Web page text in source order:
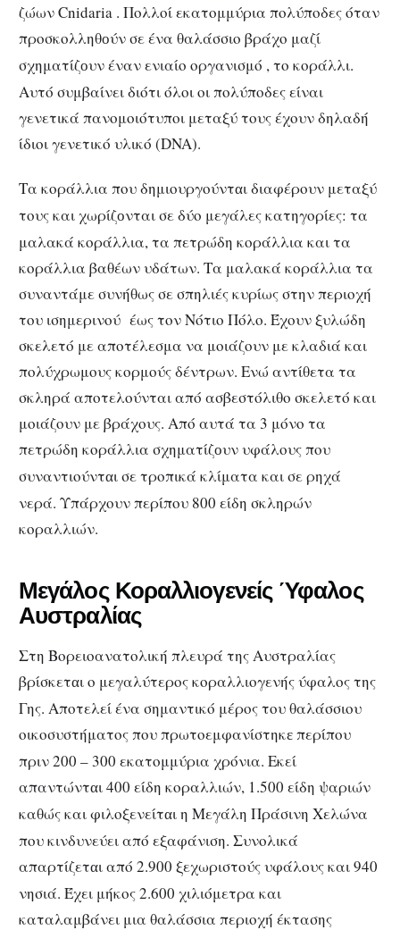
ζώων Cnidaria . Πολλοί εκατομμύρια πολύποδες όταν
προσκολληθούν σε ένα θαλάσσιο βράχο μαζί
σχηματίζουν έναν ενιαίο οργανισμό , το κοράλλι.
Αυτό συμβαίνει διότι όλοι οι πολύποδες είναι
γενετικά πανομοιότυποι μεταξύ τους έχουν δηλαδή
ίδιοι γενετικό υλικό (DNA).
Τα κοράλλια που δημιουργούνται διαφέρουν μεταξύ
τους και χωρίζονται σε δύο μεγάλες κατηγορίες: τα
μαλακά κοράλλια, τα πετρώδη κοράλλια και τα
κοράλλια βαθέων υδάτων. Τα μαλακά κοράλλια τα
συναντάμε συνήθως σε σπηλιές κυρίως στην περιοχή
του ισημερινού έως τον Νότιο Πόλο. Έχουν ξυλώδη
σκελετό με αποτέλεσμα να μοιάζουν με κλαδιά και
πολύχρωμους κορμούς δέντρων. Ενώ αντίθετα τα
σκληρά αποτελούνται από ασβεστόλιθο σκελετό και
μοιάζουν με βράχους. Από αυτά τα 3 μόνο τα
πετρώδη κοράλλια σχηματίζουν υφάλους που
συναντιούνται σε τροπικά κλίματα και σε ρηχά
νερά. Υπάρχουν περίπου 800 είδη σκληρών
κοραλλιών.
Μεγάλος Κοραλλιογενείς Ύφαλος
Αυστραλίας
Στη Βορειοανατολική πλευρά της Αυστραλίας
βρίσκεται ο μεγαλύτερος κοραλλιογενής ύφαλος της
Γης. Αποτελεί ένα σημαντικό μέρος του θαλάσσιου
οικοσυστήματος που πρωτοεμφανίστηκε περίπου
πριν 200 – 300 εκατομμύρια χρόνια. Εκεί
απαντώνται 400 είδη κοραλλιών, 1.500 είδη ψαριών
καθώς και φιλοξενείται η Μεγάλη Πράσινη Χελώνα
που κινδυνεύει από εξαφάνιση. Συνολικά
απαρτίζεται από 2.900 ξεχωριστούς υφάλους και 940
νησιά. Έχει μήκος 2.600 χιλιόμετρα και
καταλαμβάνει μια θαλάσσια περιοχή έκτασης